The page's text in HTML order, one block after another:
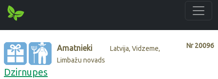
Nr20096
Amatnieki
Latvija, Vidzeme,
Limbažu novads
Dzirnupes